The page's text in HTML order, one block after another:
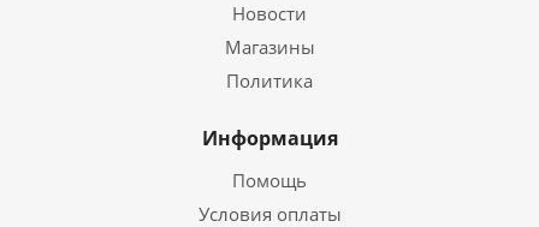
Новости
Магазины
Политика
Информация
Помощь
Условия оплаты